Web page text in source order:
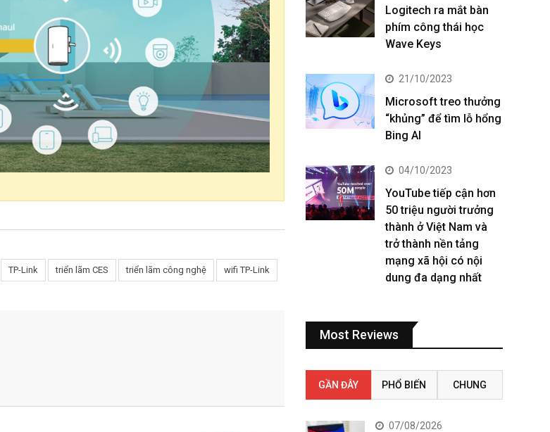
TP-Link triển lãm CES triển lãm công nghệ wifi TP-Link
Logitech ra mắt bàn
phím công thái học
Wave Keys
21/10/2023
Microsoft treo thưởng
“khủng” để tìm lỗ hổng
Bing AI
04/10/2023
YouTube tiếp cận hơn
50 triệu người trưởng
thành ở Việt Nam và
trở thành nền tảng
mạng xã hội có nội
dung đa dạng nhất
Most Reviews
GẦN ĐÂY PHỔ BIẾN CHUNG
07/08/2026